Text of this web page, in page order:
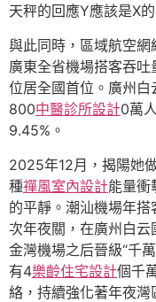
天秤的回應Y應該是X
與此同時，區域航空
廣東全省機場搭客吞吐
位居全國首位。廣州
800中醫診所設計0萬
9.45%。
2025年12月，揭陽她
種禪風室內設計能量衝
的平靜。潮汕機場年搭
次年夜關，在廣州白
金灣機場之后晉級“千
有4樂齡住宅設計個千
絡，持續強化著年夜灣